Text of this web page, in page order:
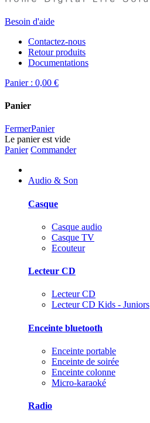
Besoin d'aide
Contactez-nous
Retour produits
Documentations
Panier : 0,00 €
Panier
FermerPanier
Le panier est vide
Panier Commander
Audio & Son
Casque
Casque audio
Casque TV
Ecouteur
Lecteur CD
Lecteur CD
Lecteur CD Kids - Juniors
Enceinte bluetooth
Enceinte portable
Enceinte de soirée
Enceinte colonne
Micro-karaoké
Radio